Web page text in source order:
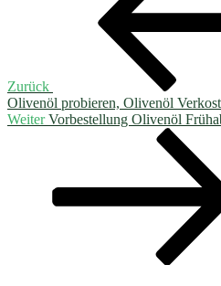
Zurück
Olivenöl probieren, Olivenöl
Nächster
Weiter Vorbestellung Olivenöl